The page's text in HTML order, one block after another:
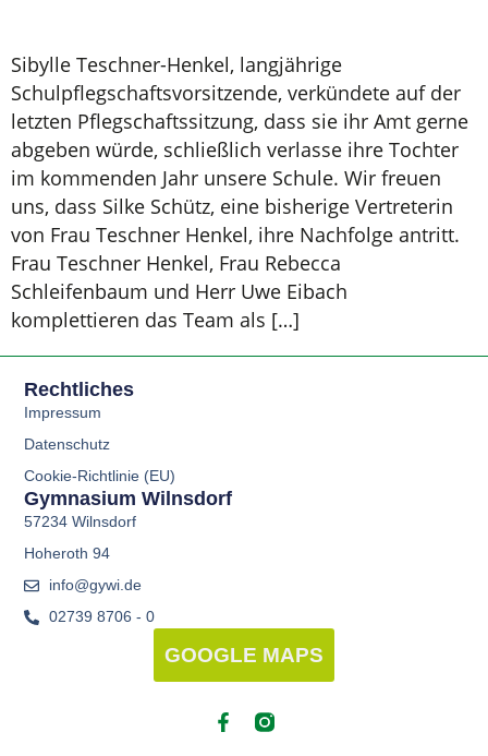
Sibylle Teschner-Henkel, langjährige
Schulpflegschaftsvorsitzende, verkündete auf der
letzten Pflegschaftssitzung, dass sie ihr Amt gerne
abgeben würde, schließlich verlasse ihre Tochter
im kommenden Jahr unsere Schule. Wir freuen
uns, dass Silke Schütz, eine bisherige Vertreterin
von Frau Teschner Henkel, ihre Nachfolge antritt.
Frau Teschner Henkel, Frau Rebecca
Schleifenbaum und Herr Uwe Eibach
komplettieren das Team als […]
Rechtliches
Impressum
Datenschutz
Cookie-Richtlinie (EU)
Gymnasium Wilnsdorf
57234 Wilnsdorf
Hoheroth 94
info@gywi.de
02739 8706 - 0
GOOGLE MAPS